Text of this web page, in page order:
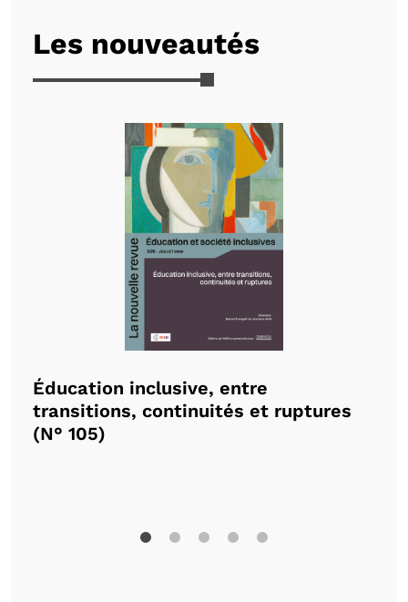
Les nouveautés
Éducation inclusive, entre
transitions, continuités et ruptures
(N° 105)